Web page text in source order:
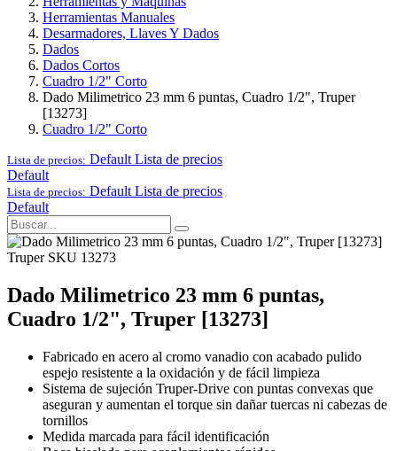
Herramientas Manuales
Desarmadores, Llaves Y Dados
Dados
Dados Cortos
Cuadro 1/2" Corto
Dado Milimetrico 23 mm 6 puntas, Cuadro 1/2", Truper
[13273]
Cuadro 1/2" Corto
Lista de precios: Default Lista de precios
Default
Lista de precios: Default Lista de precios
Default
Truper SKU 13273
Dado Milimetrico 23 mm 6 puntas,
Cuadro 1/2", Truper [13273]
Fabricado en acero al cromo vanadio con acabado pulido
espejo resistente a la oxidación y de fácil limpieza
Sistema de sujeción Truper-Drive con puntas convexas que
aseguran y aumentan el torque sin dañar tuercas ni cabezas de
tornillos
Medida marcada para fácil identificación